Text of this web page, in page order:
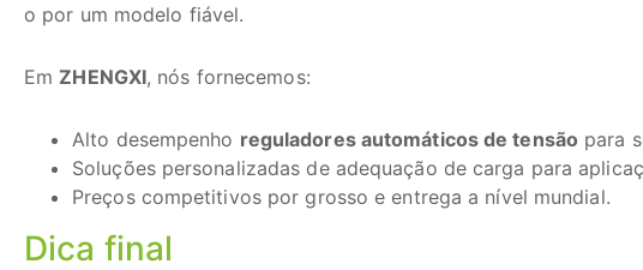
o por um modelo fiável.
Em ZHENGXI, nós fornecemos:
Alto desempenho reguladores automáticos de tensão para
Soluções personalizadas de adequação de carga para
Preços competitivos por grosso e entrega a nível mundial.
Dica final